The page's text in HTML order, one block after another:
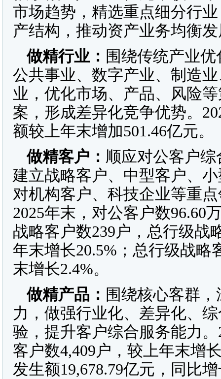
市场趋势，精选重点细分行
产结构，推动资产业务均衡
做精行业： 围绕传统产业
公共事业、数字产业、制造
业，优化市场、产品、风险
案，形成差异化竞争优势。
额较上年末增加501.46亿元。
做精客户： 顺应对公客户
建立战略客户、中型客户、
对机构客户、科技企业等重
2025年末，对公客户数96.60
战略客户数239户，总行级战
年末增长20.5%；总行级战略
末增长2.4%。
做精产品： 围绕核心客群
力，做强行业化、差异化、
验，提升客户综合服务能力
客户数4,409户，较上年末增
发生额19,678.79亿元，同比